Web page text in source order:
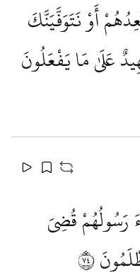
أَوْ نَتَوَفَّيَنَّكَ
عَلَىٰ مَا يَفْعَلُونَ
رَسُولُهُمْ قُضِيَ
٤٧